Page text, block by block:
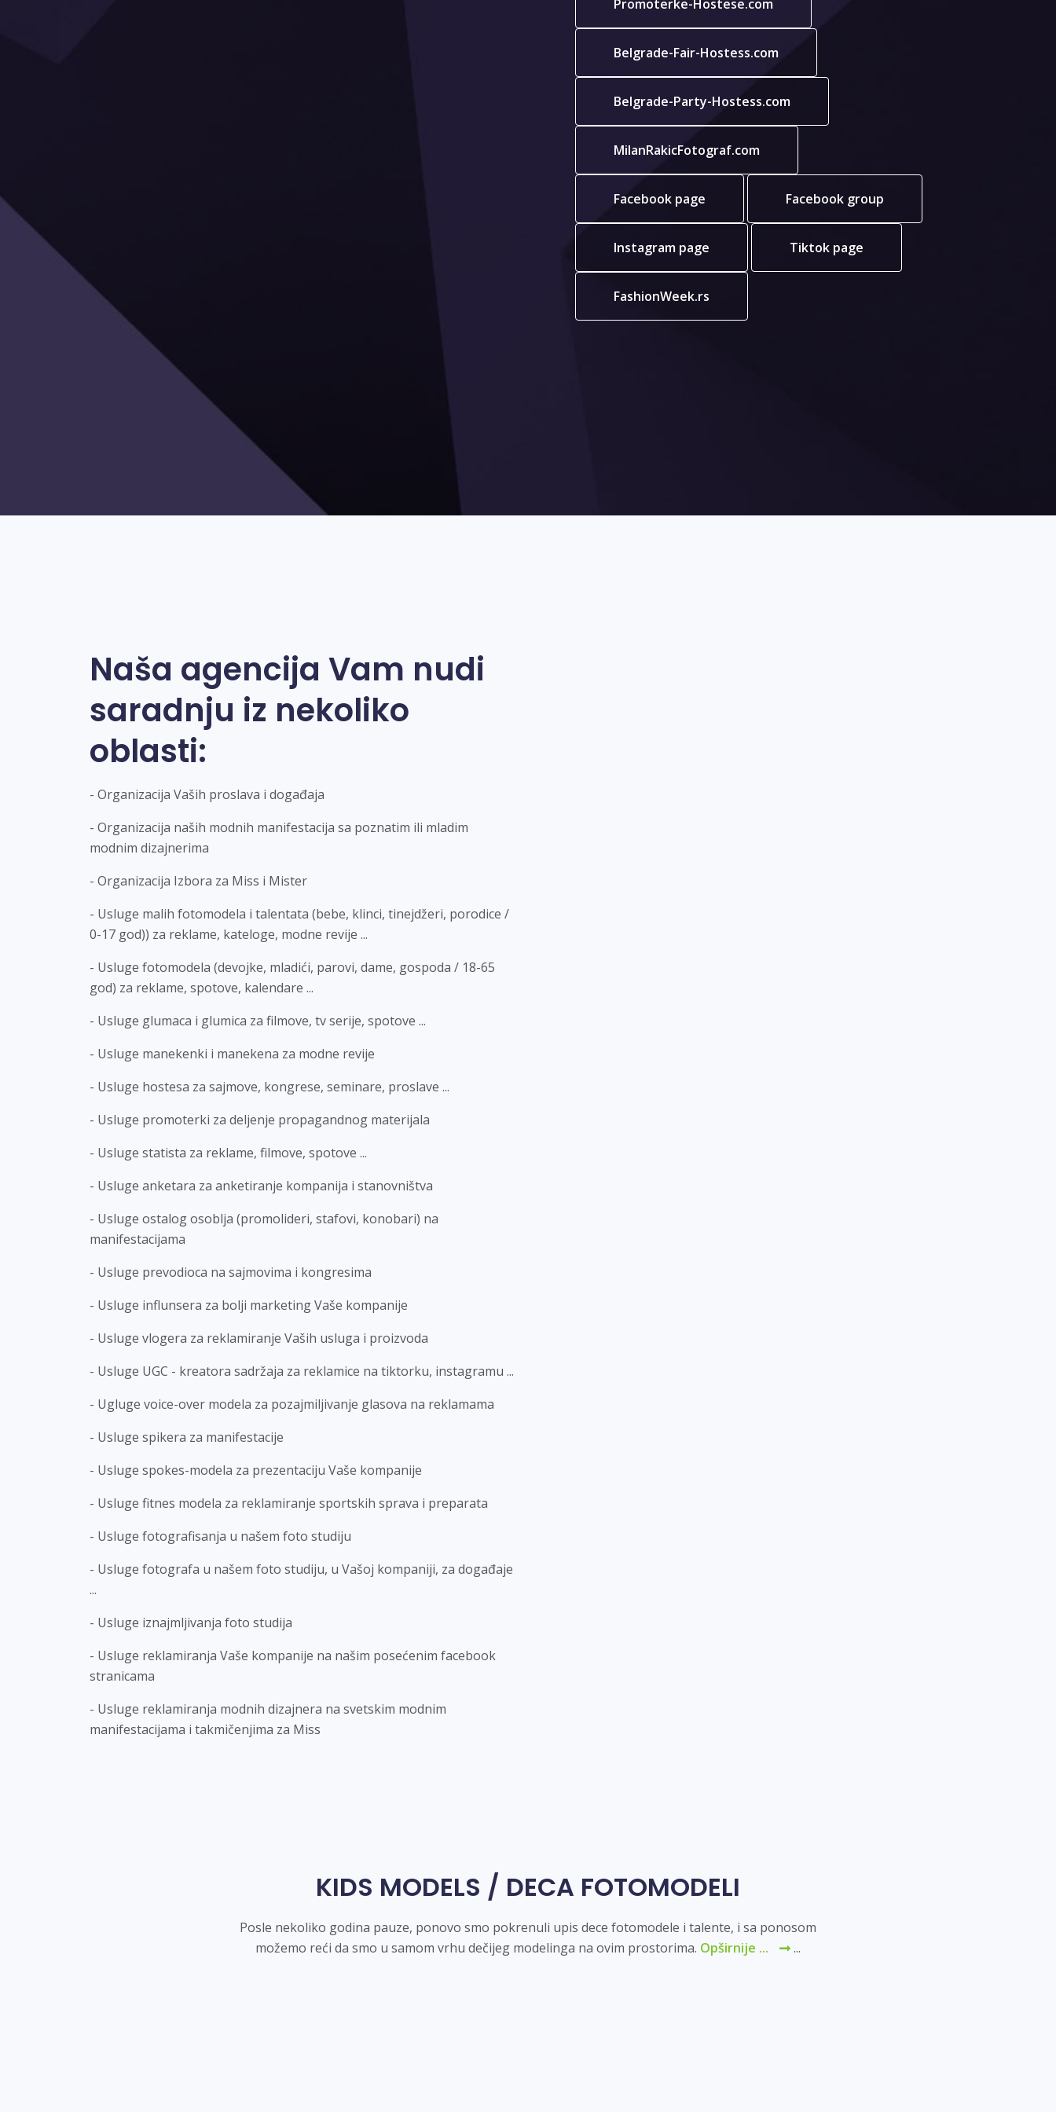
Promoterke-Hostese.com
Belgrade-Fair-Hostess.com
Belgrade-Party-Hostess.com
MilanRakicFotograf.com
Facebook page Facebook group
Instagram page Tiktok page
FashionWeek.rs
Naša agencija Vam nudi
saradnju iz nekoliko
oblasti:
- Organizacija Vaših proslava i događaja
- Organizacija naših modnih manifestacija sa poznatim ili mladim
modnim dizajnerima
- Organizacija Izbora za Miss i Mister
- Usluge malih fotomodela i talentata (bebe, klinci, tinejdžeri, porodice /
0-17 god)) za reklame, kateloge, modne revije ...
- Usluge fotomodela (devojke, mladići, parovi, dame, gospoda / 18-65
god) za reklame, spotove, kalendare ...
- Usluge glumaca i glumica za filmove, tv serije, spotove ...
- Usluge manekenki i manekena za modne revije
- Usluge hostesa za sajmove, kongrese, seminare, proslave ...
- Usluge promoterki za deljenje propagandnog materijala
- Usluge statista za reklame, filmove, spotove ...
- Usluge anketara za anketiranje kompanija i stanovništva
- Usluge ostalog osoblja (promolideri, stafovi, konobari) na
manifestacijama
- Usluge prevodioca na sajmovima i kongresima
- Usluge influnsera za bolji marketing Vaše kompanije
- Usluge vlogera za reklamiranje Vaših usluga i proizvoda
- Usluge UGC - kreatora sadržaja za reklamice na tiktorku, instagramu ...
- Ugluge voice-over modela za pozajmiljivanje glasova na reklamama
- Usluge spikera za manifestacije
- Usluge spokes-modela za prezentaciju Vaše kompanije
- Usluge fitnes modela za reklamiranje sportskih sprava i preparata
- Usluge fotografisanja u našem foto studiju
- Usluge fotografa u našem foto studiju, u Vašoj kompaniji, za događaje
...
- Usluge iznajmljivanja foto studija
- Usluge reklamiranja Vaše kompanije na našim posećenim facebook
stranicama
- Usluge reklamiranja modnih dizajnera na svetskim modnim
manifestacijama i takmičenjima za Miss
KIDS MODELS / DECA FOTOMODELI
Posle nekoliko godina pauze, ponovo smo pokrenuli upis dece fotomodele i talente, i sa ponosom
možemo reći da smo u samom vrhu dečijeg modelinga na ovim prostorima. Opširnije ... ...